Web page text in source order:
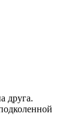
друга.